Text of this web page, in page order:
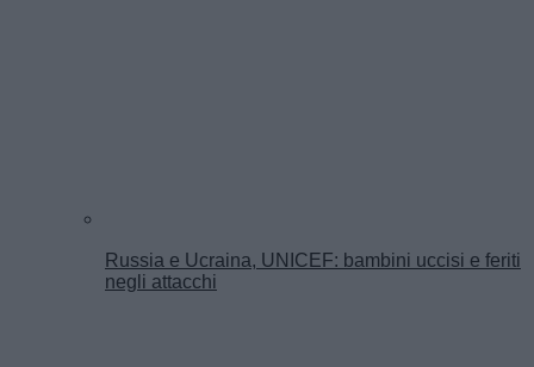
Russia e Ucraina, UNICEF: bambini uccisi e feriti
negli attacchi